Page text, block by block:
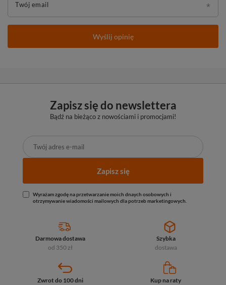
Twój email
Wyślij opinię
Zapisz się do newslettera
Bądź na bieżąco z nowościami i promocjami!
Zapisz się
Wyrażam zgodę na przetwarzanie moich dnaych osobowych i
otrzymywanie wiadomości mailowych dla potrzeb marketingowych.
Darmowa dostawa
od 350 zł
Szybka
dostawa
Zwrot do 100 dni
Kup na raty